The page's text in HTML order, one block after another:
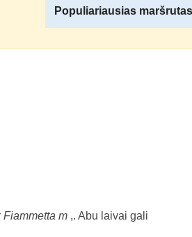
Populiariausias
Fiammetta m ,. Abu laivai gali